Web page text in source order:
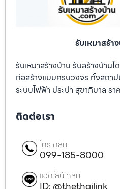
รับเหมาสร้า
รับเหมาสร้างบ้าน รับสร้างบ้าน
ก่อสร้างแบบครบวงจร ทั้งสถา
ระบบไฟฟ้า ประปา สุขาภิบาล ร
ติดต่อเรา
โทร คลิก
099-185-8000
แอดไลน์ คลิก